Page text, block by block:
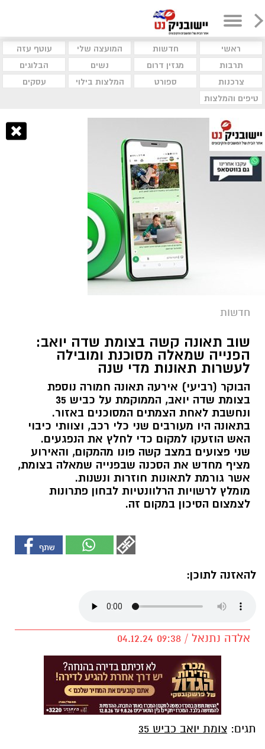
ראשי חדשות המועצה שלי
עוטף עזה
תרבות
מגזין דרום נשים
הבלוגים
צרכנות
ספורט המלצות בילוי
עסקים
טיפים והמלצות
חדשות
שוב תאונה קשה בצומת שדה יואב:
הפנייה שמאלה מסוכנת ומובילה
לעשרות תאונות מדי שנה
הבוקר (רביעי) אירעה תאונה חמורה נוספת
בצומת שדה יואב, הממוקמת על כביש 35
ונחשבת לאחת הצמתים המסוכנים באזור.
בתאונה היו מעורבים שני כלי רכב, וצוותי כיבוי
האש הוזעקו למקום כדי לחלץ את הנפגעים.
שני פצועים במצב קשה פונו מהמקום, והאירוע
מציף מחדש את הסכנה שבפנייה שמאלה בצומת,
אשר גורמת לתאונות חוזרות ונשנות.
מומלץ לרשויות הרלוונטיות לבחון פתרונות
לצמצום הסיכון במקום זה.
להאזנה לתוכן:
אלדה נתנאל / 09:38 04.12.24
תגים: צומת יואב כביש 35